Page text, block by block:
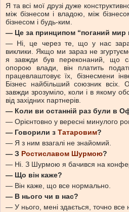
Я та всі мої друзі дуже
між бізнесом і владою, між
бізнесом і будь-ким.
— Це за принципом “поганий мир
— Ні, це через те, що у нас зараз
виклики. Якщо ми зараз не
я завжди був переконаний, що
опорою влади, він платить
працевлаштовує їх, бізнесмени
Бізнес найбільший союзник
завжди зрозуміло, коли і в якому
від західних партнерів.
— Коли ви останній раз були в
— Орієнтовно у вересні минулого
— Говорили з Татаровим?
— Я з ним взагалі не знайомий.
— З Ростиславом Шурмою?
— Ні. З Шурмою я бачився на
— Що він каже?
— Він каже, що все нормально.
— В нього чи в нас?
— У нього, мені здається, точно все